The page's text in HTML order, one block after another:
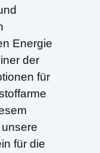
Energie
der
für
für die